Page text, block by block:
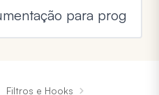
Filtros e Hooks